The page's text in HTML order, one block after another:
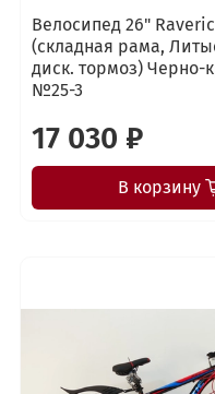
Велосипед 26"
(складная рама,
диск. тормоз) Черно-
№25-3
17 030 ₽
В корзину